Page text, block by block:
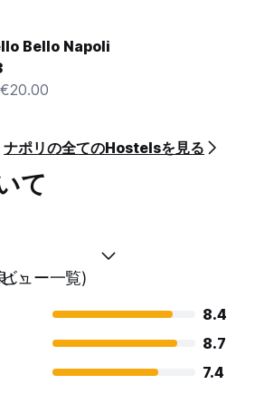
Bello Napoli
ナポリの全てのHostelsを見る
て
い
ュー一覧)
8.4
8.7
7.4